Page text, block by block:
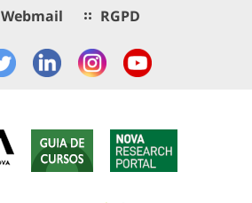
Webmail RGPD